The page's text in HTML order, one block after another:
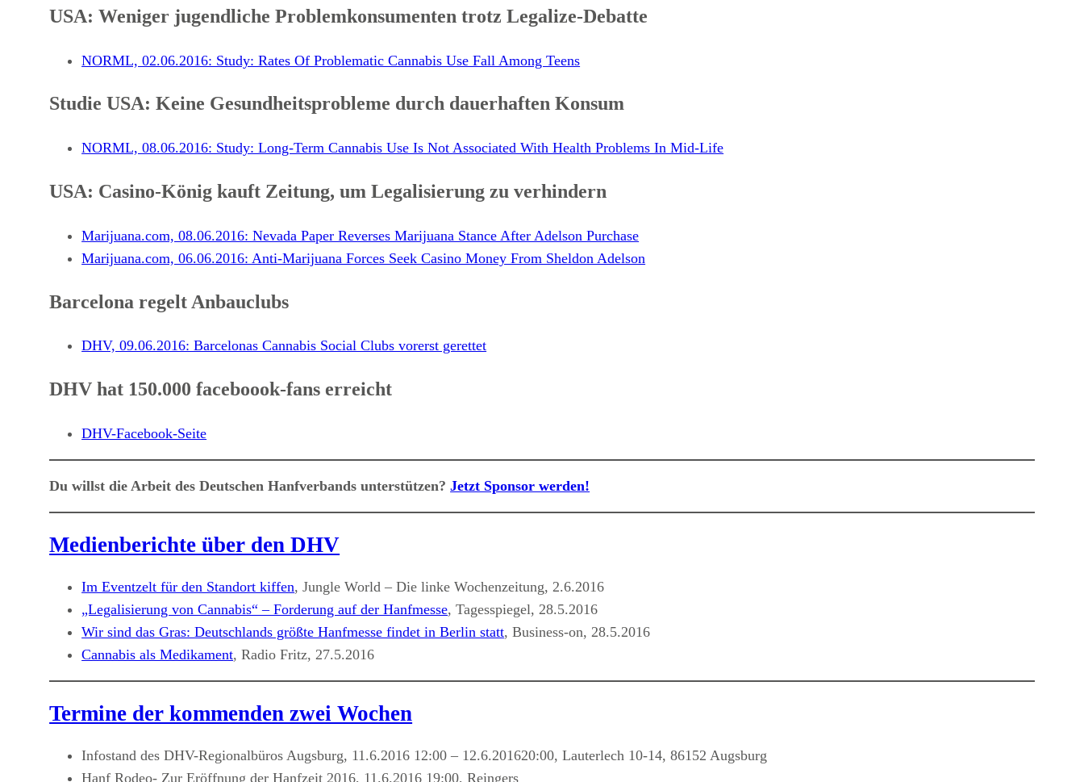
USA: Weniger jugendliche Problemkonsumenten trotz Legalize-Debatte
NORML, 02.06.2016: Study: Rates Of Problematic Cannabis Use Fall Among Teens
Studie USA: Keine Gesundheitsprobleme durch dauerhaften Konsum
NORML, 08.06.2016: Study: Long-Term Cannabis Use Is Not Associated With Health Problems In Mid-Life
USA: Casino-König kauft Zeitung, um Legalisierung zu verhindern
Marijuana.com, 08.06.2016: Nevada Paper Reverses Marijuana Stance After Adelson Purchase
Marijuana.com, 06.06.2016: Anti-Marijuana Forces Seek Casino Money From Sheldon Adelson
Barcelona regelt Anbauclubs
DHV, 09.06.2016: Barcelonas Cannabis Social Clubs vorerst gerettet
DHV hat 150.000 faceboook-fans erreicht
DHV-Facebook-Seite
Du willst die Arbeit des Deutschen Hanfverbands unterstützen?Jetzt Sponsor werden!
Medienberichte über den DHV
Im Eventzelt für den Standort kiffen, Jungle World – Die linke Wochenzeitung, 2.6.2016
„Legalisierung von Cannabis“ – Forderung auf der Hanfmesse, Tagesspiegel, 28.5.2016
Wir sind das Gras: Deutschlands größte Hanfmesse findet in Berlin statt, Business-on, 28.5.2016
Cannabis als Medikament, Radio Fritz, 27.5.2016
Termine der kommenden zwei Wochen
Infostand des DHV-Regionalbüros Augsburg, 11.6.2016 12:00 – 12.6.201620:00, Lauterlech 10-14, 86152 Augsburg
Hanf Rodeo- Zur Eröffnung der Hanfzeit 2016, 11.6.2016 19:00, Reingers